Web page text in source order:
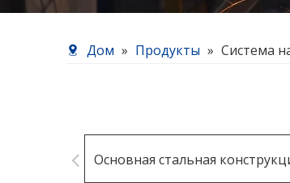
Дом » Продукты » Система
Основная стальная